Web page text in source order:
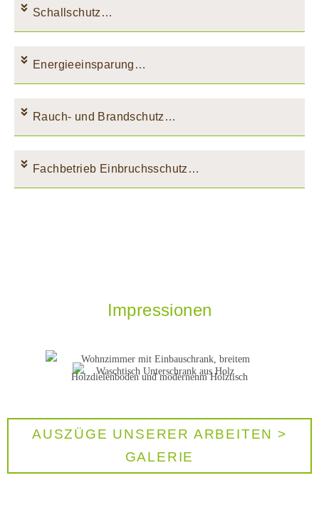
Schallschutz…
Energieeinsparung…
Rauch- und Brandschutz…
Fachbetrieb Einbruchsschutz…
Impressionen
AUSZÜGE UNSERER ARBEITEN >
GALERIE